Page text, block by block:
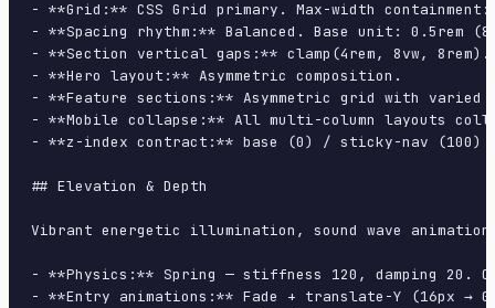
- **Grid:** CSS Grid primary. Max-width
- **Spacing rhythm:** Balanced. Base unit: 0.5rem
- **Section vertical gaps:** clamp(4rem, 8vw, 8rem).
- **Hero layout:** Asymmetric composition.
- **Feature sections:** Asymmetric grid with varied
- **Mobile collapse:** All multi-column layouts
- **z-index contract:** base (0) / sticky-nav
## Elevation & Depth
Vibrant energetic illumination, sound wave
- **Physics:** Spring — stiffness 120, damping 20.
- **Entry animations:** Fade + translate-Y (16px →